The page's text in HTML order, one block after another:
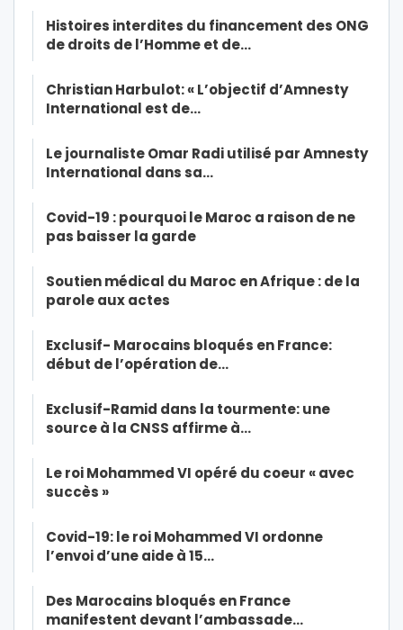
Histoires interdites du financement des ONG
de droits de l’Homme et de…
Christian Harbulot: « L’objectif d’Amnesty
International est de…
Le journaliste Omar Radi utilisé par Amnesty
International dans sa…
Covid-19 : pourquoi le Maroc a raison de ne
pas baisser la garde
Soutien médical du Maroc en Afrique : de la
parole aux actes
Exclusif- Marocains bloqués en France:
début de l’opération de…
Exclusif-Ramid dans la tourmente: une
source à la CNSS affirme à…
Le roi Mohammed VI opéré du coeur « avec
succès »
Covid-19: le roi Mohammed VI ordonne
l’envoi d’une aide à 15…
Des Marocains bloqués en France
manifestent devant l’ambassade…